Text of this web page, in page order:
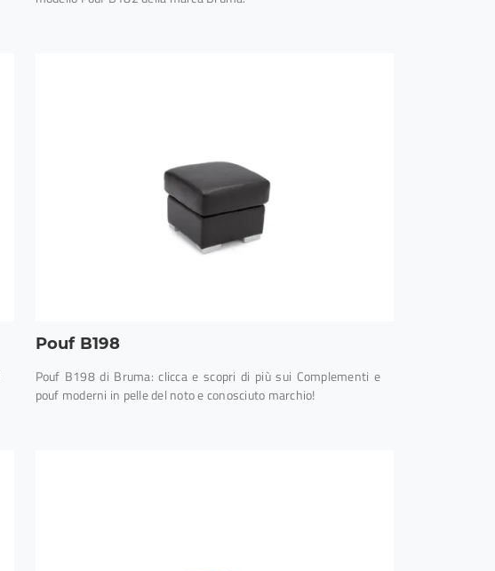
Pouf B198
Pouf B198 di Bruma: clicca e scopri di più sui Complementi e
pouf moderni in pelle del noto e conosciuto marchio!